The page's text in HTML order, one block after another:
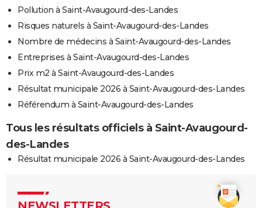
Pollution à Saint-Avaugourd-des-Landes
Risques naturels à Saint-Avaugourd-des-Landes
Nombre de médecins à Saint-Avaugourd-des-Landes
Entreprises à Saint-Avaugourd-des-Landes
Prix m2 à Saint-Avaugourd-des-Landes
Résultat municipale 2026 à Saint-Avaugourd-des-Landes
Référendum à Saint-Avaugourd-des-Landes
Tous les résultats officiels à Saint-Avaugourd-
des-Landes
Résultat municipale 2026 à Saint-Avaugourd-des-Landes